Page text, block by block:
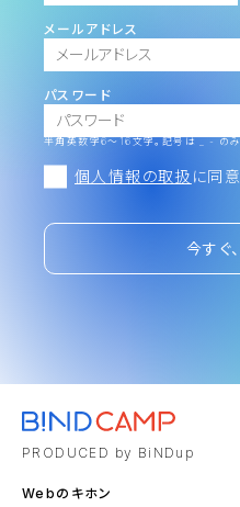
メールアドレス
パスワード
半角英数字6～16文字。記号は _ - のみ
個人情報の取扱 に同
今すぐ
PRODUCED by BiNDup
Webのキホン